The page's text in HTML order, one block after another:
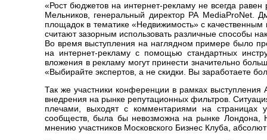
«Рост бюджетов на интернет-рекламу не всегда
Мельников, генеральный директор РА MediaProNet.
площадок в тематике «Недвижимость» с
считают зазорным использовать различные способы
Во время выступления на наглядном примере было
на интернет-рекламу с помощью стандартных
вложения в рекламу могут принести значительно
«Выбирайте экспертов, а не скидки. Вы заработаете
Так же участники конференции в рамках
внедрения на рынке репутационных фильтров.
плечами, выходят с комментариями на страницах
сообществ, была бы невозможна на рынке
мнению участников Московского Бизнес Клуба,